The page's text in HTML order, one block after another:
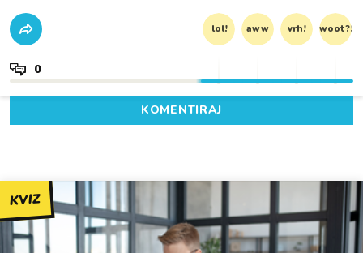
lol! aww vrh! woot?!
0
KOMENTIRAJ
KVIZ